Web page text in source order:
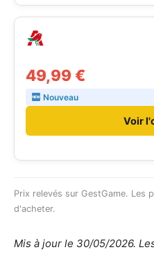
49,99 €
Nouveau
Voir
Prix relevés sur GestGame. Les
d'acheter.
Mis à jour le 30/05/2026.